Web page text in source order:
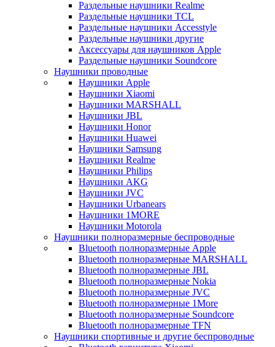
Раздельные наушники Realme
Раздельные наушники TCL
Раздельные наушники Accesstyle
Раздельные наушники другие
Аксессуары для наушников Apple
Раздельные наушники Soundcore
Наушники проводные
Наушники Apple
Наушники Xiaomi
Наушники MARSHALL
Наушники JBL
Наушники Honor
Наушники Huawei
Наушники Samsung
Наушники Realme
Наушники Philips
Наушники AKG
Наушники JVC
Наушники Urbanears
Наушники 1MORE
Наушники Motorola
Наушники полноразмерные беспроводные
Bluetooth полноразмерные Apple
Bluetooth полноразмерные MARSHALL
Bluetooth полноразмерные JBL
Bluetooth полноразмерные Nokia
Bluetooth полноразмерные JVC
Bluetooth полноразмерные 1More
Bluetooth полноразмерные Soundcore
Bluetooth полноразмерные TFN
Наушники спортивные и другие беспроводные